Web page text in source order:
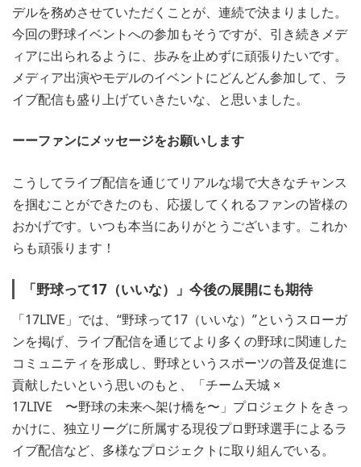
デルを務めさせていただくことが、連続で決まりました。
今回の野球イベントへの参加もそうですが、引き続きメデ
ィアに出られるように、歩みを止めずに頑張りたいです。
メディア出演やモデルのイベントにどんどん参加して、ラ
イブ配信も盛り上げていきたいな、と思いました。
ーーファンにメッセージをお願いします
こうしてライブ配信を通じてリアルな場で大きなチャンス
を掴むことができたのも、応援してくれるファンの皆様の
おかげです。いつも本当にありがとうございます。これか
らも頑張ります！
「野球って17（いいな）」今後の展開にも期待
「17LIVE」では、“野球って17（いいな）”というスローガ
ンを掲げ、ライブ配信を通じてより多くの野球に関連した
コミュニティを形成し、野球というスポーツの普及促進に
貢献したいという思いのもと、「チーム天城 ×
17LIVE 〜野球の未来へ架け橋を〜」プロジェクトをきっ
かけに、独立リーグに所属する現役プロ野球選手によるラ
イブ配信など、多様なプロジェクトに取り組んでいる。